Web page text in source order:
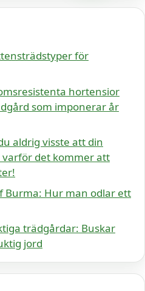
för
hortensior
som imponerar år
aldrig visste att din
det kommer att
Burma: Hur man odlar ett
trädgårdar: Buskar
jord